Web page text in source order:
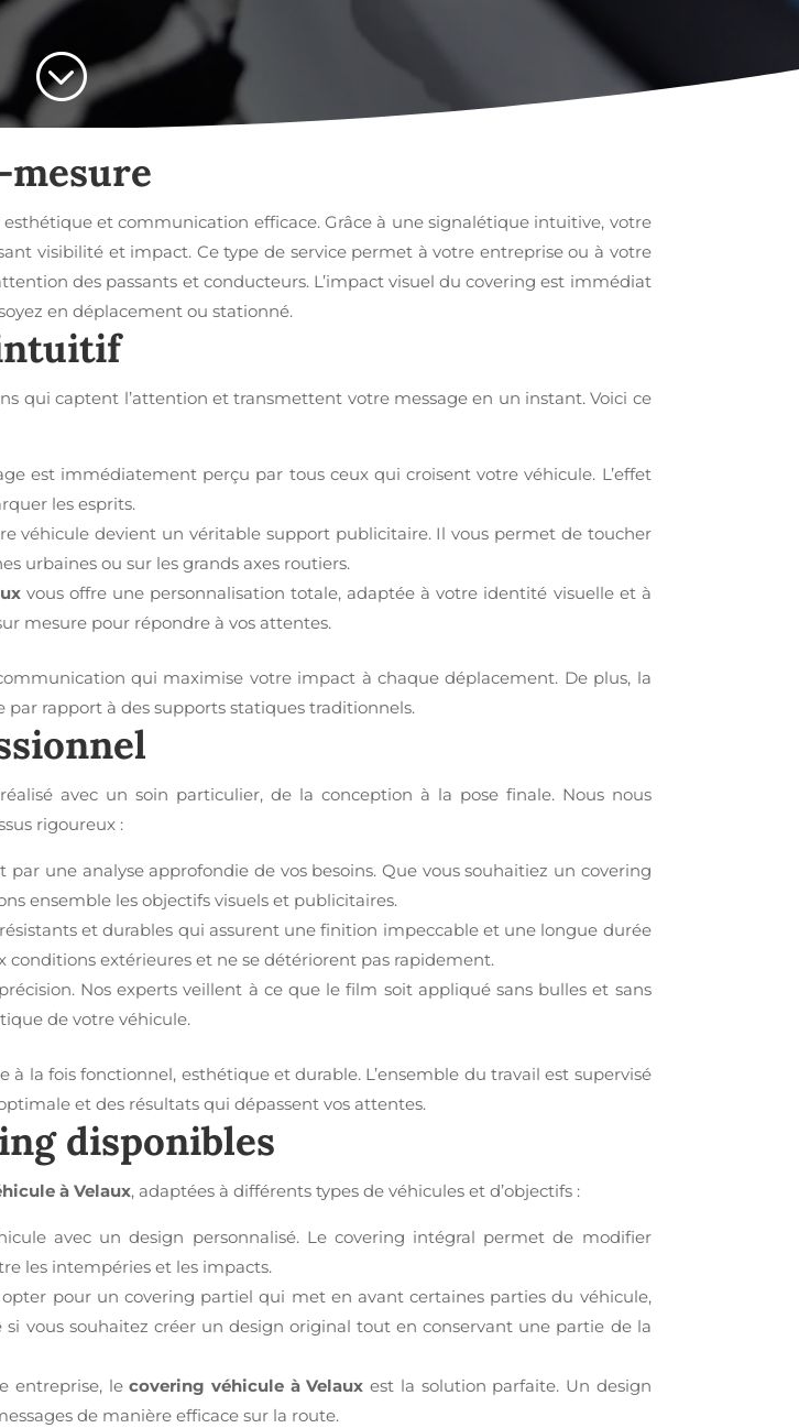
;
et communication efficace. Grâce à une signalétique intuitive, votre
visibilité et impact. Ce type de service permet à votre entreprise ou à votre
des passants et conducteurs. L’impact visuel du covering est immédiat
en déplacement ou stationné.
intuitif
qui captent l’attention et transmettent votre message en un instant. Voici ce
est immédiatement perçu par tous ceux qui croisent votre véhicule. L’effet
les esprits.
véhicule devient un véritable support publicitaire. Il vous permet de toucher
urbaines ou sur les grands axes routiers.
vous offre une personnalisation totale, adaptée à votre identité visuelle et à
mesure pour répondre à vos attentes.
qui maximise votre impact à chaque déplacement. De plus, la
rapport à des supports statiques traditionnels.
avec un soin particulier, de la conception à la pose finale. Nous nous
rigoureux :
une analyse approfondie de vos besoins. Que vous souhaitiez un covering
ensemble les objectifs visuels et publicitaires.
et durables qui assurent une finition impeccable et une longue durée
conditions extérieures et ne se détériorent pas rapidement.
Nos experts veillent à ce que le film soit appliqué sans bulles et sans
de votre véhicule.
à la fois fonctionnel, esthétique et durable. L’ensemble du travail est supervisé
et des résultats qui dépassent vos attentes.
disponibles
à Velaux, adaptées à différents types de véhicules et d’objectifs :
avec un design personnalisé. Le covering intégral permet de modifier
les intempéries et les impacts.
pour un covering partiel qui met en avant certaines parties du véhicule,
vous souhaitez créer un design original tout en conservant une partie de la
entreprise, lecovering véhicule à Velaux est la solution parfaite. Un design
de manière efficace sur la route.